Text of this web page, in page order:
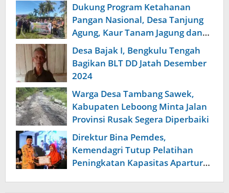
Dukung Program Ketahanan
Pangan Nasional, Desa Tanjung
Agung, Kaur Tanam Jagung dan
Padi
Desa Bajak I, Bengkulu Tengah
Bagikan BLT DD Jatah Desember
2024
Warga Desa Tambang Sawek,
Kabupaten Leboong Minta Jalan
Provinsi Rusak Segera Diperbaiki
Direktur Bina Pemdes,
Kemendagri Tutup Pelatihan
Peningkatan Kapasitas Apartur